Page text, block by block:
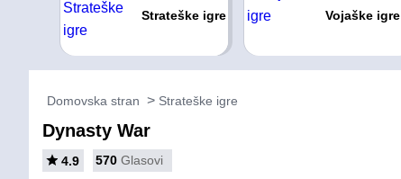
Strateške igre Vojaške igre
Domovska stran Strateške igre
Dynasty War
4.9 570 Glasovi